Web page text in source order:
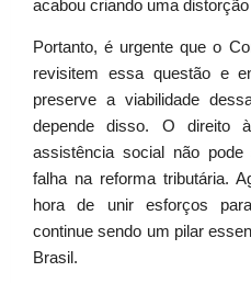
acabou criando uma
Portanto, é urgente que o
revisitem essa questão e
preserve a viabilidade
depende disso. O direito
assistência social não
falha na reforma tributária.
hora de unir esforços
continue sendo um pilar
Brasil.